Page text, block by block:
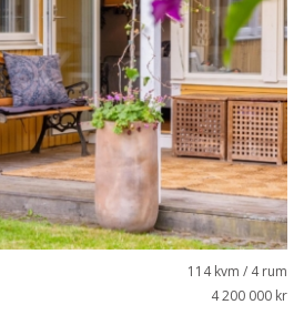
114 kvm / 4 rum
4 200 000 kr